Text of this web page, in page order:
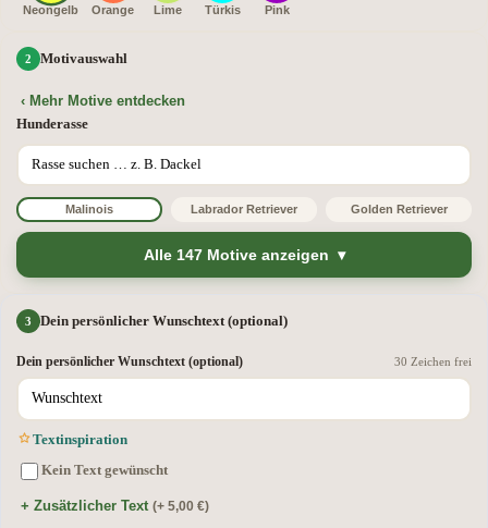
Neongelb Orange Lime Türkis Pink
Motivauswahl
‹ Mehr Motive entdecken
Hunderasse
Malinois Labrador Retriever Golden Retriever
Alle 147 Motive anzeigen
Dein persönlicher Wunschtext (optional)
Dein persönlicher Wunschtext (optional) 30 Zeichen frei
Textinspiration
Kein Text gewünscht
+ Zusätzlicher Text (+ 5,00 €)